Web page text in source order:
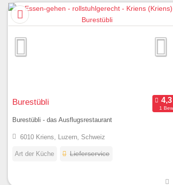
Burestübli
1 Bew.
Burestübli - das Ausflugsrestaurant
6010 Kriens, Luzern, Schweiz
Art der Küche Lieferservice